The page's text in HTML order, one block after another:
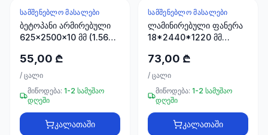
20
პროდუქტი
სახლი და
10
პროდუქტი
+995
ᲡᲐᲛᲨᲔᲜᲔᲑᲚᲝ ᲛᲐᲡᲐᲚᲔᲑᲘ
ბეტოპანი არმირებული
625x2500x10 მმ (1.5625
55,00 ₾
/ ცალი
მიწოდება: 1-2 სამუშაო
დღეში
კალათაში
ᲡᲐᲛᲨᲔᲜᲔᲑᲚᲝ ᲛᲐᲡᲐᲚᲔᲑᲘ
ლამინირებული ფანერა
18*2440*1220 მმ
73,00 ₾
/ ცალი
მიწოდება: 1-2 სამუშაო
დღეში
კალათაში